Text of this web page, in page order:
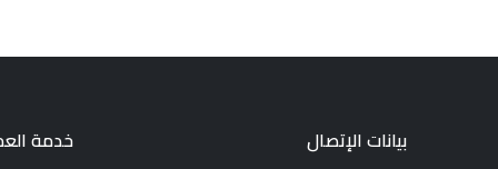
بيانات الإتصال خدمة